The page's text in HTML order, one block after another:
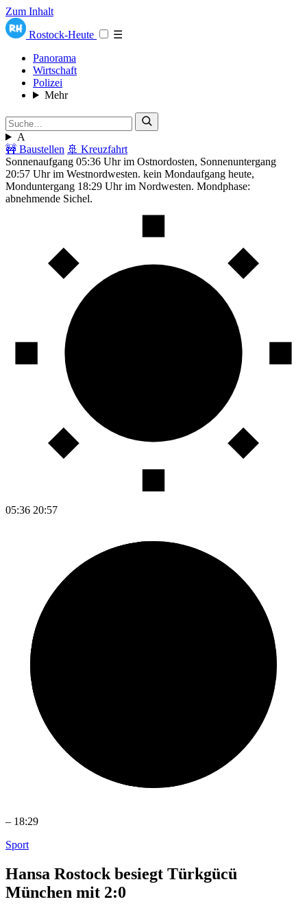
Zum Inhalt
Rostock-Heute
☰
Panorama
Wirtschaft
Polizei
Mehr
A
🚧 Baustellen 🚢 Kreuzfahrt
Sonnenaufgang 05:36 Uhr im Ostnordosten, Sonnenuntergang
20:57 Uhr im Westnordwesten. kein Mondaufgang heute,
Monduntergang 18:29 Uhr im Nordwesten. Mondphase:
abnehmende Sichel.
05:36 20:57
– 18:29
Sport
Hansa Rostock besiegt Türkgücü
München mit 2:0